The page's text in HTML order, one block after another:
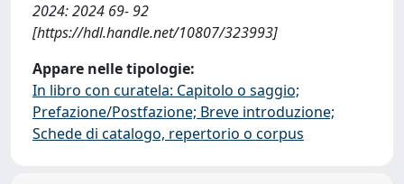
2024: 2024 69- 92
[https://hdl.handle.net/10807/323993]
Appare nelle tipologie:
In libro con curatela: Capitolo o saggio;
Prefazione/Postfazione; Breve introduzione;
Schede di catalogo, repertorio o corpus